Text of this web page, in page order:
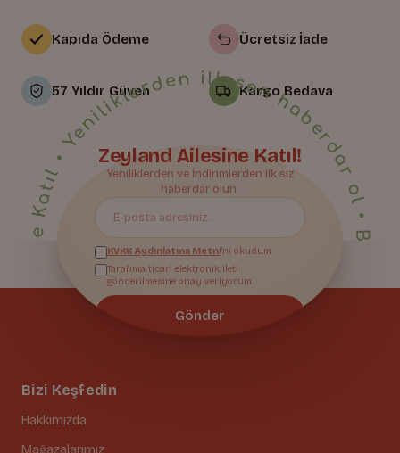
Kapıda Ödeme
57 Yıldır Güven
Ücretsiz İade
Kargo Bedava
Bizi Keşfedin
Hakkımızda
Mağazalarımız
Bize Katıl• Yeniliklerden ilk sen haberdar ol • Bize Katıl • Yeniliklerden ilk sen haberdar ol • Bize Katıl • Yeniliklerden ilk sen haberdar ol • Bize Katıl • Yeniliklerden ilk sen haberdar ol • Bize Katıl • Yeniliklerden ilk sen haberdar ol • Bize Katıl • Yeniliklerden ilk sen haberdar ol • Bize Katıl • Yeniliklerden ilk sen haberdar ol • Bize Katıl • Yeniliklerden ilk sen haberdar ol • Bize Katıl • Yeniliklerden ilk sen haberdar ol • Bize Katıl • Yeniliklerden ilk sen haberdar ol • Bize Katıl • Yeniliklerden ilk sen haberdar ol • Bize Katıl • Yeniliklerden ilk sen haberdar ol • Bize Katıl • Yeniliklerden ilk sen haberdar ol • Bize Katıl • Yeniliklerden ilk sen haberdar ol • Bize Katıl • Yeniliklerden ilk sen haberdar ol • Bize Katıl • Yeniliklerden ilk sen haberdar ol • Bize Katıl • Yeniliklerden ilk sen haberdar ol • Bize Katıl • Yeniliklerden ilk sen haberdar ol • Bize Katıl • Yeniliklerden ilk sen haberdar ol •
Zeyland Ailesine Katıl!
Yeniliklerden ve İndirimlerden ilk siz
haberdar olun.
KVKK Aydınlatma Metni'ni okudum.
Tarafıma ticari elektronik ileti
gönderilmesine onay veriyorum.
Gönder